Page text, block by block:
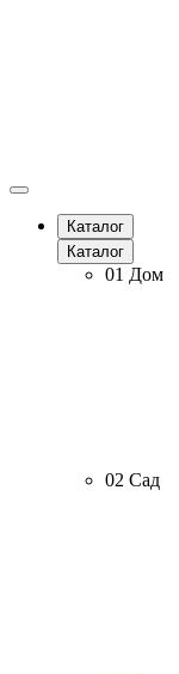
Каталог
Каталог
01 Дом
02 Сад